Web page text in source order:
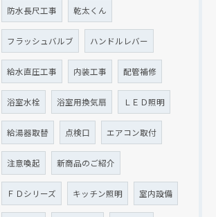
防水長尺工事 乾太くん
フラッシュバルブ ハンドルレバー
給水直圧工事 内装工事 配管補修
浴室水栓 浴室用換気扇 ＬＥＤ照明
給湯器取替 点検口 エアコン取付
注意喚起 新商品のご紹介
ＦＤシリーズ キッチン照明 室内設備